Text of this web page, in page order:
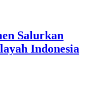
Salurkan
Indonesia